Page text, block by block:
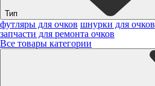
Тип
футляры для очков шнурки для очков
запчасти для ремонта очков
Все товары категории